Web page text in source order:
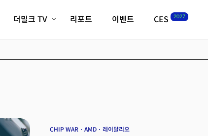
더밀크 TV
더밀크 아카데미
리포트 이벤트 CES 2027
CHIP WAR AMD 레이달리오